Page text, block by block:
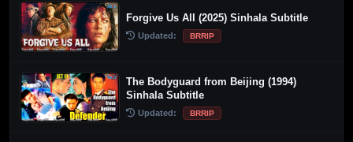
Forgive Us All (2025) Sinhala Subtitle
Updated: BRRIP
The Bodyguard from Beijing (1994)
Sinhala Subtitle
Updated: BRRIP